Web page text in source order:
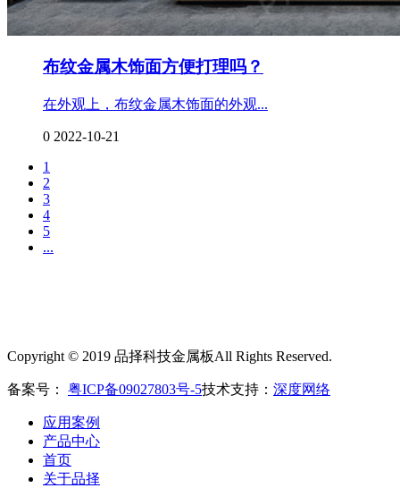
布纹金属木饰面方便打理吗？
在外观上，布纹金属木饰面的外观...
0 2022-10-21
1
2
3
4
5
...
Copyright © 2019 品择科技金属板All Rights Reserved.
备案号： 粤ICP备09027803号-5技术支持： 深度网络
应用案例
产品中心
首页
关于品择